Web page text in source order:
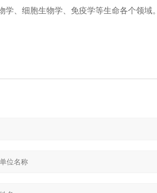
、细胞生物学、免疫学等生命各个领域。